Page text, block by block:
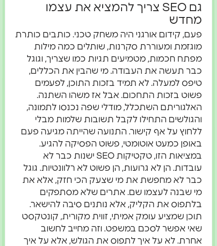
גם SEO צריך להמציא את עצמו
מחדש
פעם, קידום אורגני היה משחק טכני. כותבים כותרת
מוגזמת ומעוררת סקרנות, שותלים כמה מילות
מפתח חכמות, מטמיעים תגיות כמו שצריך, וגוגל
כבר תעשה את העבודה. מי שהבין את הכללים,
טיפס למעלה. לא תמיד בזכות התוכן, לפעמים
פשוט בזכות התחכום. אבל אז משהו השתנה.
האלגוריתם השתכלל, מודלי שפה נכנסו לתמונה,
והגולשים התחילו לקבל תשובות שלמות מבלי
ללחוץ על אף קישור. התנועה שהייתה מגיעה פעם
באופן כמעט אוטומטי, פשוט הפסיקה להגיע.
במציאות הזו, טקטיקות SEO ישנות כבר לא
עובדות. הן לא גרועות, הן פשוט לא רלוונטיות. גוגל
כבר לא מחפשת את מי שצעק הכי חזק, אלא את
מי שבנה לעצמו שם. אתרים שלא מסתפקים
בלתפוס את הקליק, אלא נותנים סיבה להישאר.
תוכן שמציע עומק אמיתי, זווית מקורית, קונטקסט
שאי אפשר לסכם במשפט. וזה מחייב לחשוב
אחרת. לא על איך לתפוס את הגולש, אלא על איך